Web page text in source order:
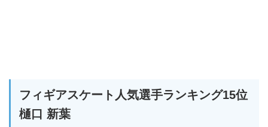
フィギアスケート人気選手ランキング15位
樋口 新葉